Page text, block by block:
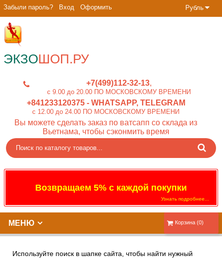
Рубль
Забыли пароль? Вход Оформить
ЭКЗОШОП.РУ
+7(499)112-32-13
c 9.00 до 20.00 ПО МОСКОВСКОМУ ВРЕМЕНИ
+841233120375- WHATSAPP, TELEGRAM
c 12.00 до 24.00 ПО МОСКОВСКОМУ ВРЕМЕНИ
Вы можете сделать заказ по ватсапп со склада из
Вьетнама, чтобы сэконмить время
Возвращаем 5% с каждой покупки
Узнать подробнее...
Корзина (0)
МЕНЮ
Используйте поиск в шапке сайта, чтобы найти нужный